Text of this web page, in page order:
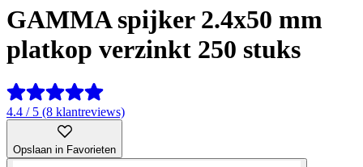
GAMMA spijker 2.4x50 mm
platkop verzinkt 250 stuks
4.4 / 5 (8 klantreviews)
Opslaan in Favorieten